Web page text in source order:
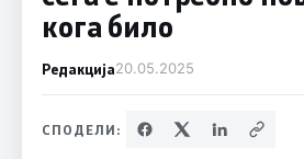
кога било
Редакција20.05.2025
СПОДЕЛИ: